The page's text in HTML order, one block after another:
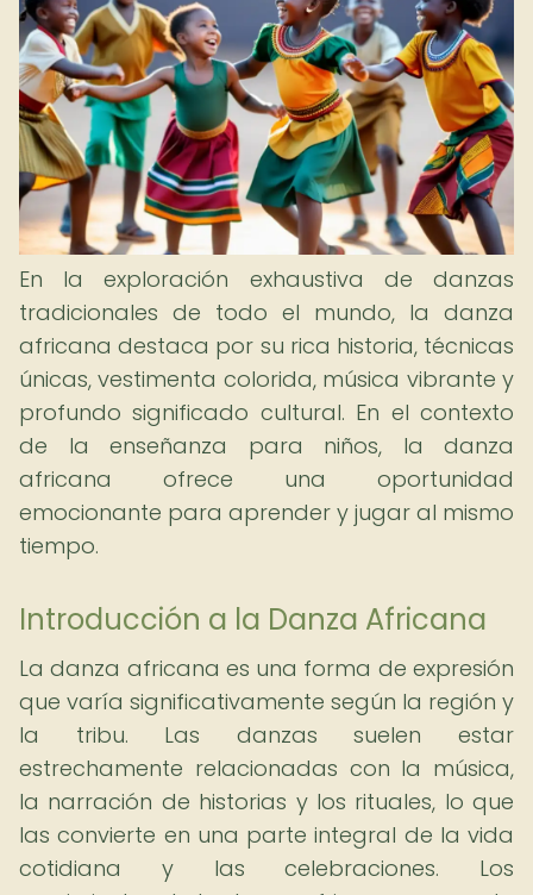
En la exploración exhaustiva de danzas
tradicionales de todo el mundo, la danza
africana destaca por su rica historia, técnicas
únicas, vestimenta colorida, música vibrante y
profundo significado cultural. En el contexto
de la enseñanza para niños, la danza
africana ofrece una oportunidad
emocionante para aprender y jugar al mismo
tiempo.
Introducción a la Danza Africana
La danza africana es una forma de expresión
que varía significativamente según la región y
la tribu. Las danzas suelen estar
estrechamente relacionadas con la música,
la narración de historias y los rituales, lo que
las convierte en una parte integral de la vida
cotidiana y las celebraciones. Los